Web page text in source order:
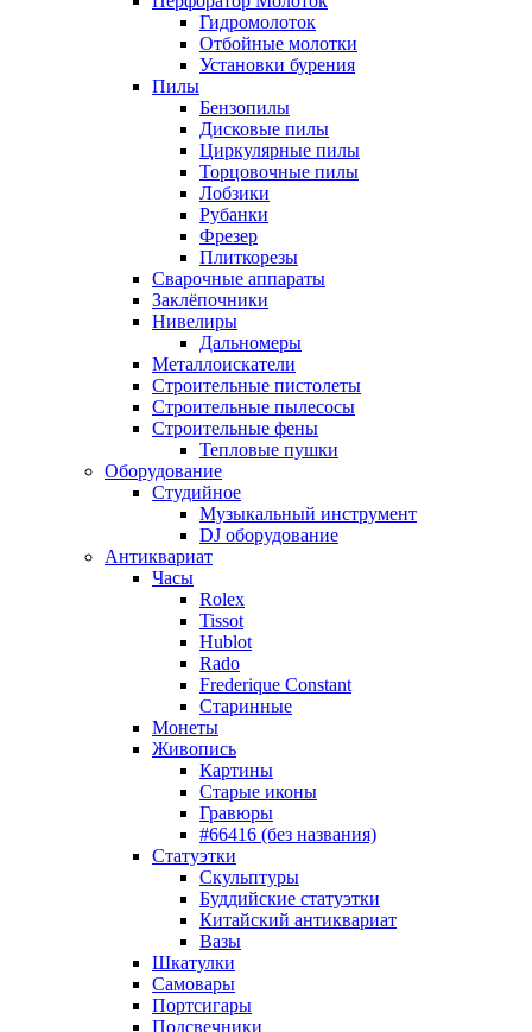
Гидромолоток
Отбойные молотки
Установки бурения
Пилы
Бензопилы
Дисковые пилы
Циркулярные пилы
Торцовочные пилы
Лобзики
Рубанки
Фрезер
Плиткорезы
Сварочные аппараты
Заклёпочники
Нивелиры
Дальномеры
Металлоискатели
Строительные пистолеты
Строительные пылесосы
Строительные фены
Тепловые пушки
Оборудование
Студийное
Музыкальный инструмент
DJ оборудование
Антиквариат
Часы
Rolex
Tissot
Hublot
Rado
Frederique Constant
Старинные
Монеты
Живопись
Картины
Старые иконы
Гравюры
#66416 (без названия)
Статуэтки
Скульптуры
Буддийские статуэтки
Китайский антиквариат
Вазы
Шкатулки
Самовары
Портсигары
Подсвечники